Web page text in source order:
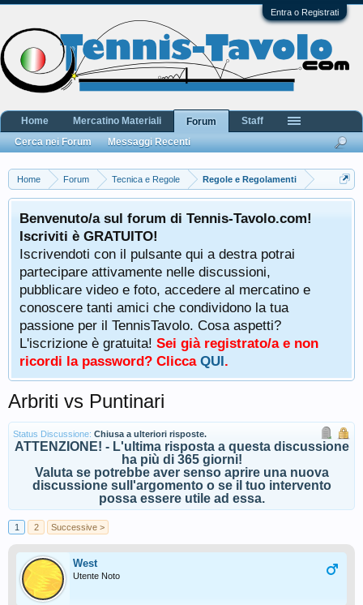
Entra o Registrati
Home Forum Tecnica e Regole Regole e Regolamenti
Benvenuto/a sul forum di Tennis-Tavolo.com!
Iscriviti è GRATUITO!
Iscrivendoti con il pulsante qui a destra potrai
partecipare attivamente nelle discussioni,
pubblicare video e foto, accedere al mercatino e
conoscere tanti amici che condividono la tua
passione per il TennisTavolo. Cosa aspetti?
L'iscrizione è gratuita! Sei già registrato/a e non
ricordi la password? Clicca QUI.
Arbriti vs Puntinari
Status Discussione: Chiusa a ulteriori risposte.
ATTENZIONE! - L'ultima risposta a questa discussione
ha più di 365 giorni!
Valuta se potrebbe aver senso aprire una nuova
discussione sull'argomento o se il tuo intervento
possa essere utile ad essa.
1 2 Successive >
West
Utente Noto
Home Mercatino Materiali
Forum
Cerca nei Forum
Messaggi Recenti
Staff